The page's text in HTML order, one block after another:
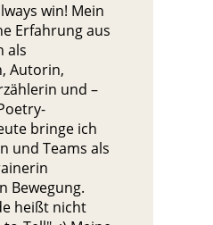
win! Mein
Erfahrung aus
als
Autorin,
und –
bringe ich
und Teams als
Bewegung.
heißt nicht